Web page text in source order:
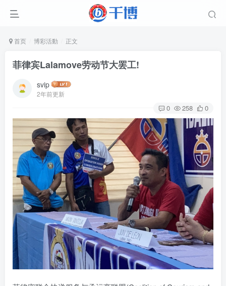
首页 博彩活動 正文
菲律宾Lalamove劳动节大罢工!
svip
2年前更新
0 258 0